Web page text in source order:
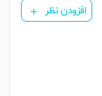
افزودن نظر